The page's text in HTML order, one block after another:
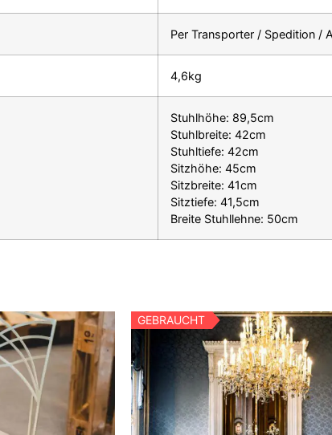
Per Transporter / Spedition /
4,6kg
Stuhlhöhe: 89,5cm
Stuhlbreite: 42cm
Stuhltiefe: 42cm
Sitzhöhe: 45cm
Sitzbreite: 41cm
Sitztiefe: 41,5cm
Breite Stuhllehne: 50cm
GEBRAUCHT